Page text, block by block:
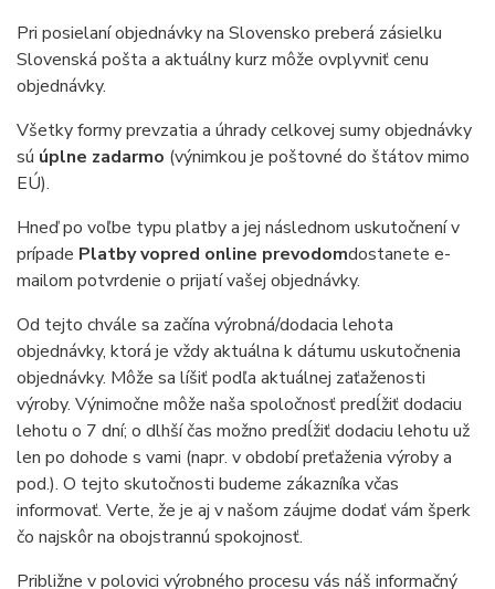
Pri posielaní objednávky na Slovensko preberá zásielku
Slovenská pošta a aktuálny kurz môže ovplyvniť cenu
objednávky.
Všetky formy prevzatia a úhrady celkovej sumy objednávky
sú úplne zadarmo (výnimkou je poštovné do štátov mimo
EÚ).
Hneď po voľbe typu platby a jej následnom uskutočnení v
prípade Platby vopred online prevodomdostanete e-
mailom potvrdenie o prijatí vašej objednávky.
Od tejto chvále sa začína výrobná/dodacia lehota
objednávky, ktorá je vždy aktuálna k dátumu uskutočnenia
objednávky. Môže sa líšiť podľa aktuálnej zaťaženosti
výroby. Výnimočne môže naša spoločnosť predĺžiť dodaciu
lehotu o 7 dní; o dlhší čas možno predĺžiť dodaciu lehotu už
len po dohode s vami (napr. v období preťaženia výroby a
pod.). O tejto skutočnosti budeme zákazníka včas
informovať. Verte, že je aj v našom záujme dodať vám šperk
čo najskôr na obojstrannú spokojnosť.
Približne v polovici výrobného procesu vás náš informačný